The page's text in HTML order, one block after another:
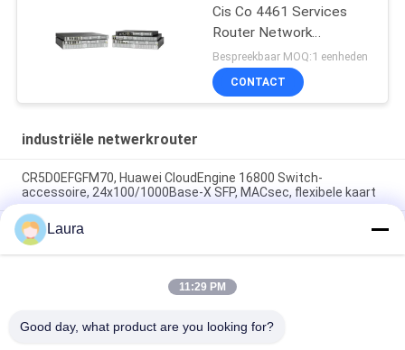
Cis Co 4461 Services
Router Network
PouterISR4461/K9
Bespreekbaar MOQ:1 eenheden
CONTACT
industriële netwerkrouter
CR5D0EFGFM70, Huawei CloudEngine 16800 Switch-
accessoire, 24x100/1000Base-X SFP, MACsec, flexibele kaart
CR5D0SRUAI70, Huawei NetEngine 8000
Hoofdbesturingskaart, 32G geheugen/SRUA-1 TA-
F/Hoofdbehandelingskaart A18A
CR5DSFUIT07F, Huawei CR5DSFUIT-series switch,
Laura
11:29 PM
Good day, what product are you looking for?